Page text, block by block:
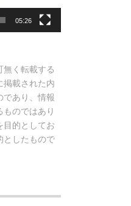
05:26
く転載する
掲載された内
であり、情報
のではあり
目的としてお
としたもので